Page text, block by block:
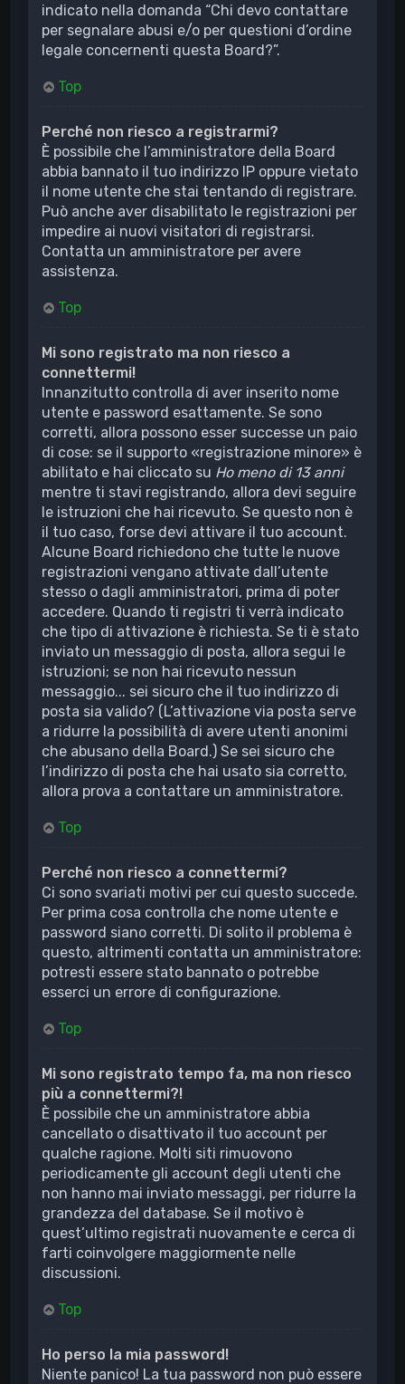
indicato nella domanda “Chi devo contattare
per segnalare abusi e/o per questioni d’ordine
legale concernenti questa Board?”.
Top
Perché non riesco a registrarmi?
È possibile che l’amministratore della Board
abbia bannato il tuo indirizzo IP oppure vietato
il nome utente che stai tentando di registrare.
Può anche aver disabilitato le registrazioni per
impedire ai nuovi visitatori di registrarsi.
Contatta un amministratore per avere
assistenza.
Top
Mi sono registrato ma non riesco a
connettermi!
Innanzitutto controlla di aver inserito nome
utente e password esattamente. Se sono
corretti, allora possono esser successe un paio
di cose: se il supporto «registrazione minore» è
abilitato e hai cliccato su Ho meno di 13 anni
mentre ti stavi registrando, allora devi seguire
le istruzioni che hai ricevuto. Se questo non è
il tuo caso, forse devi attivare il tuo account.
Alcune Board richiedono che tutte le nuove
registrazioni vengano attivate dall’utente
stesso o dagli amministratori, prima di poter
accedere. Quando ti registri ti verrà indicato
che tipo di attivazione è richiesta. Se ti è stato
inviato un messaggio di posta, allora segui le
istruzioni; se non hai ricevuto nessun
messaggio... sei sicuro che il tuo indirizzo di
posta sia valido? (L’attivazione via posta serve
a ridurre la possibilità di avere utenti anonimi
che abusano della Board.) Se sei sicuro che
l’indirizzo di posta che hai usato sia corretto,
allora prova a contattare un amministratore.
Top
Perché non riesco a connettermi?
Ci sono svariati motivi per cui questo succede.
Per prima cosa controlla che nome utente e
password siano corretti. Di solito il problema è
questo, altrimenti contatta un amministratore:
potresti essere stato bannato o potrebbe
esserci un errore di configurazione.
Top
Mi sono registrato tempo fa, ma non riesco
più a connettermi?!
È possibile che un amministratore abbia
cancellato o disattivato il tuo account per
qualche ragione. Molti siti rimuovono
periodicamente gli account degli utenti che
non hanno mai inviato messaggi, per ridurre la
grandezza del database. Se il motivo è
quest’ultimo registrati nuovamente e cerca di
farti coinvolgere maggiormente nelle
discussioni.
Top
Ho perso la mia password!
Niente panico! La tua password non può essere